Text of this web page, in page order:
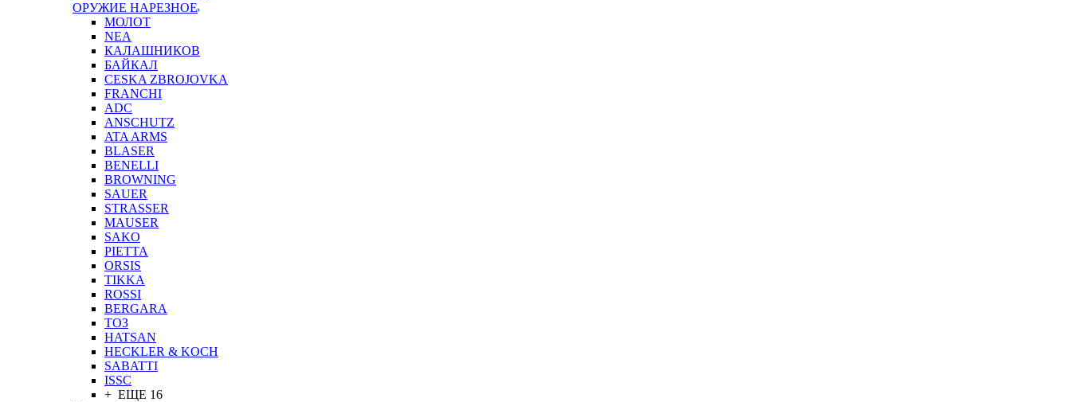
ОРУЖИЕ НАРЕЗНОЕ
МОЛОТ
NEA
КАЛАШНИКОВ
БАЙКАЛ
CESKA ZBROJOVKA
FRANCHI
ADC
ANSCHUTZ
ATA ARMS
BLASER
BENELLI
BROWNING
SAUER
STRASSER
MAUSER
SAKO
PIETTA
ORSIS
TIKKA
ROSSI
BERGARA
ТОЗ
HATSAN
HECKLER & KOCH
SABATTI
ISSC
+ ЕЩЕ 16